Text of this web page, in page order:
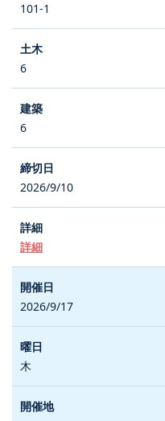
101-1
6
6
2026/9/10
詳細
2026/9/17
木